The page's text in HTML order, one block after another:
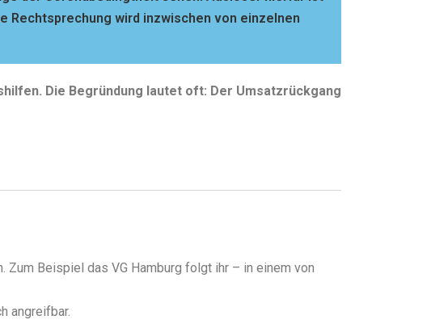
Rechtsprechung wird inzwischen von einzelnen
Die Begründung lautet oft: Der Umsatzrückgang
Beispiel das VG Hamburg folgt ihr – in einem von
angreifbar.